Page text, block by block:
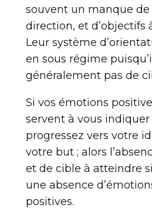
souvent un manque de
direction, et d’objectifs
Leur système
en sous régime
généralement pas de
Si vos émotions
servent à vous indiquer
progressez vers votre
votre but ; alors
et de cible à atteindre
une absence
positives.